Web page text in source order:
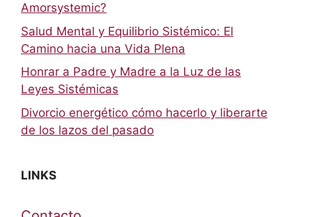
Amorsystemic?
Salud Mental y Equilibrio Sistémico: El
Camino hacia una Vida Plena
Honrar a Padre y Madre a la Luz de las
Leyes Sistémicas
Divorcio energético cómo hacerlo y liberarte
de los lazos del pasado
LINKS